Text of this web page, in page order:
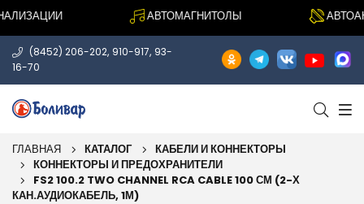
АВТОМАГНИТОЛЫ
(8452) 206-202, 910-917, 93-
16-70
ГЛАВНАЯ КАТАЛОГ
КАБЕЛИ И КОННЕКТОРЫ
КОННЕКТОРЫ И ПРЕДОХРАНИТЕЛИ
FS2 100.2 TWO CHANNEL RCA CABLE 100 СМ (2-Х
КАН.АУДИОКАБЕЛЬ, 1М)